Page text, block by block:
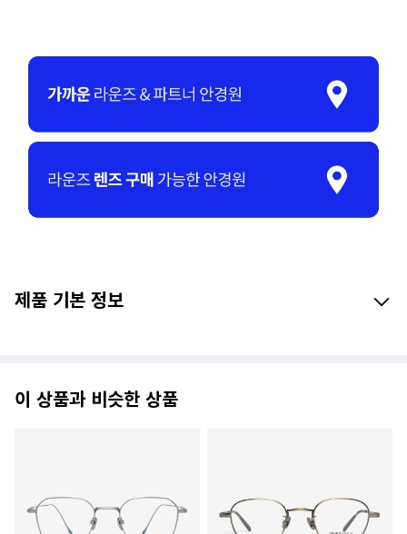
제품 기본 정보
이 상품과 비슷한 상품